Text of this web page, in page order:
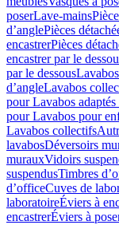
poserLave-mains
d’anglePièces
encastrerPièces
encastrer par le
par le dessous
d’angleLavabos
pour Lavabos
pour Lavabos pour
Lavabos collectifs
lavabosDéversoirs
murauxVidoirs
suspendusTimbres
dʼofficeCuves de
laboratoireÉviers à
encastrerÉviers à